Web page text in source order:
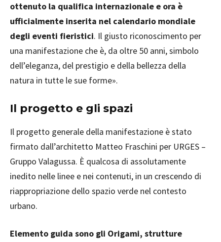
ottenuto la qualifica internazionale e ora è
ufficialmente inserita nel calendario mondiale
degli eventi fieristici. Il giusto riconoscimento per
una manifestazione che è, da oltre 50 anni, simbolo
dell’eleganza, del prestigio e della bellezza della
natura in tutte le sue forme».
Il progetto e gli spazi
Il progetto generale della manifestazione è stato
firmato dall’architetto Matteo Fraschini per URGES –
Gruppo Valagussa. È qualcosa di assolutamente
inedito nelle linee e nei contenuti, in un crescendo di
riappropriazione dello spazio verde nel contesto
urbano.
Elemento guida sono gli Origami, strutture